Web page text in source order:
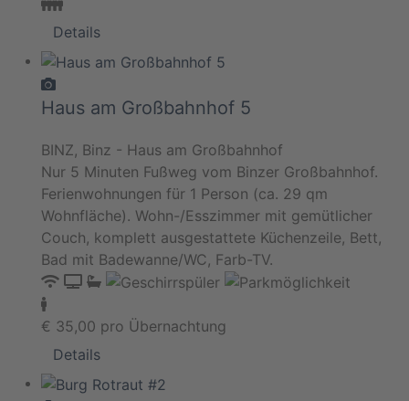
Details
Haus am Großbahnhof 5
BINZ, Binz - Haus am Großbahnhof
Nur 5 Minuten Fußweg vom Binzer Großbahnhof.
Ferienwohnungen für 1 Person (ca. 29 qm
Wohnfläche). Wohn-/Esszimmer mit gemütlicher
Couch, komplett ausgestattete Küchenzeile, Bett,
Bad mit Badewanne/WC, Farb-TV.
€ 35,00 pro Übernachtung
Details